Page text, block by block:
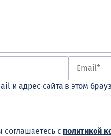
и адрес сайта в этом
с политикой